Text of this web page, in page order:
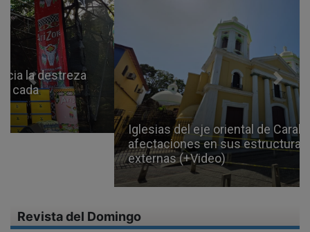
Iglesias del eje oriental de Carabobo presentan
afectaciones en sus estructuras internas y
externas (+Video)
Previous Next
Revista del Domingo